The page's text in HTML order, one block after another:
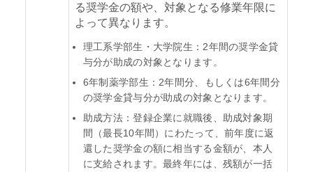
る奨学金の額や、対象となる修業年限に
よって異なります。
理工系学部生・大学院生：2年間の奨学金貸
与分が助成の対象となります。
6年制薬学部生：2年間分、もしくは6年間分
の奨学金貸与分が助成の対象となります。
助成方法：登録企業に就職後、助成対象期
間（最長10年間）にわたって、前年度に返
還した奨学金の額に相当する金額が、本人
に支給されます。最終年には、残額が一括